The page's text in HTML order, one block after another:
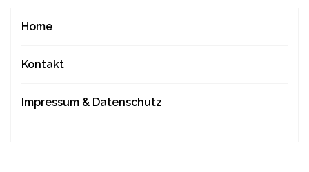
Home
Kontakt
Impressum & Datenschutz